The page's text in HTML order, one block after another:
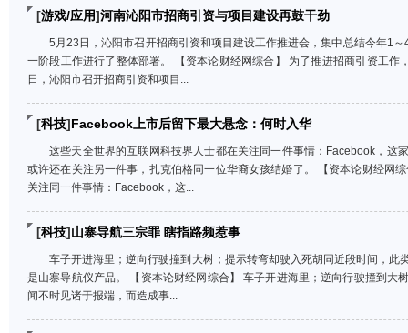
[游戏/应用]河南沁阳市招商引资与项目建设再鼓干劲
5月23日，沁阳市召开招商引资和项目建设工作推进会，集中总结今年1
一阶段工作进行了整体部署。 【资本论财经网综合】 为了推进招商引资工作
日，沁阳市召开招商引资和项目...
[科技]Facebook上市后留下最大悬念：何时入华
这些天全世界的互联网科技界人士都在关注同一件事情：Facebook，这
或许还在关注另一件事，扎克伯格同一位华裔女孩结婚了。 【资本论财经网
关注同一件事情：Facebook，这...
[科技]山寨导航三宗罪 瞎指路频惹事
车子开进海里；逆向行驶撞到大树；提示转弯却驶入死胡同近段时间，此
是山寨导航仪产品。 【资本论财经网综合】 车子开进海里；逆向行驶撞到大
闻不时见诸于报端，而造成事...